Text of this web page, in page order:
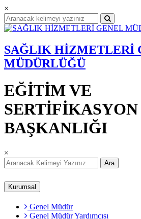
×
SAĞLIK HİZMETLERİ
MÜDÜRLÜĞÜ
EĞİTİM VE
BAŞKANLIĞI
×
Ara
Kurumsal
Genel Müdür
Genel Müdür Yardımcısı